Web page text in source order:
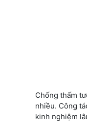
Chống thấm
nhiều. Công
kinh nghiệm